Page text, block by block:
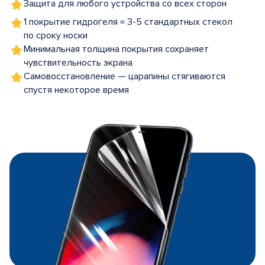
Защита для любого устройства со всех сторон
1 покрытие гидрогеля = 3-5 стандартных стекол
по сроку носки
Минимальная толщина покрытия сохраняет
чувствительность экрана
Самовосстановление — царапины стягиваются
спустя некоторое время